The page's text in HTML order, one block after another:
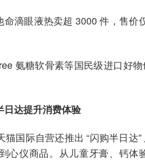
滴眼液热卖超 3000 件，售
氨糖软骨素等国民级进口好
日达提升消费体验
国际自营还推出 “闪购半日
心仪商品。从儿童牙膏、钙